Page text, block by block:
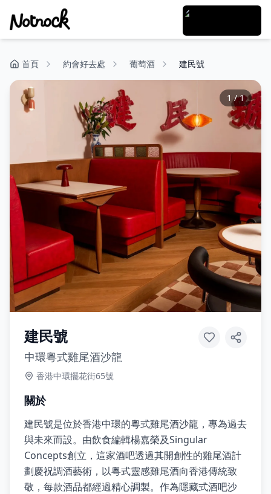
首頁 約會好去處 葡萄酒 建民號
1 /1
建民號
中環粵式雞尾酒沙龍
香港中環擺花街65號
關於
建民號是位於香港中環的粵式雞尾酒沙龍，專為過去
與未來而設。由飲食編輯楊嘉榮及Singular
Concepts創立，這家酒吧透過其開創性的雞尾酒計
劃慶祝調酒藝術，以粵式靈感雞尾酒向香港傳統致
敬，每款酒品都經過精心調製。作為隱藏式酒吧沙